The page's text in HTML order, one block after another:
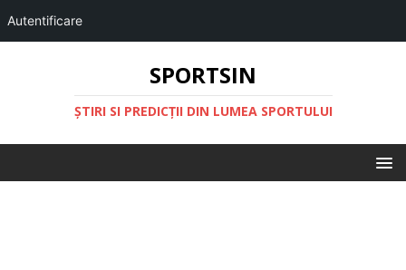
Autentificare
SPORTSIN
ŞTIRI SI PREDICŢII DIN LUMEA SPORTULUI